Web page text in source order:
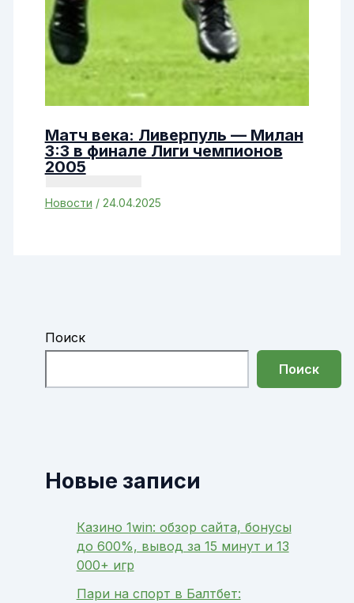
Матч века: Ливерпуль — Милан
3:3 в финале Лиги чемпионов
2005
Новости / 24.04.2025
Поиск
Поиск
Новые записи
Казино 1win: обзор сайта, бонусы
до 600%, вывод за 15 минут и 13
000+ игр
Пари на спорт в Балтбет: